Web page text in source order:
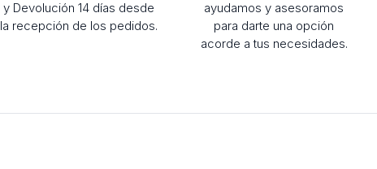
y Devolución 14 días desde
la recepción de los pedidos.
ayudamos y asesoramos
para darte una opción
acorde a tus necesidades.